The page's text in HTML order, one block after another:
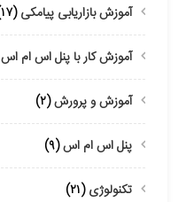
آموزش بازاریابی پیامکی(۱۷)
آموزش کار با پنل اس ام اس
آموزش و پرورش(۲)
پنل اس ام اس(۹)
تکنولوژی(۲۱)